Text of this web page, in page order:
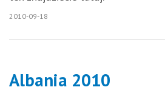
2010-09-18
Albania 2010